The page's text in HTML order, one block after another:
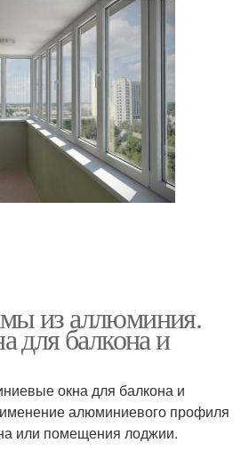
из аллюминия.
для балкона и
окна для балкона и
алюминиевого профиля
или помещения лоджии.